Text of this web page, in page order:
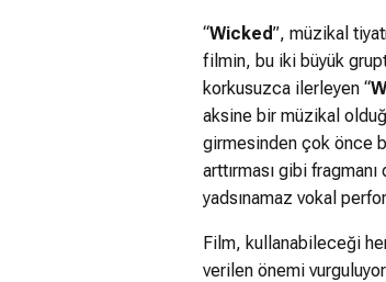
“Wicked”, müzikal
filmin, bu iki büyük
korkusuzca ilerleyen “
aksine bir müzikal
girmesinden çok önce
arttırması gibi
yadsınamaz vokal
Film, kullanabileceği
verilen önemi